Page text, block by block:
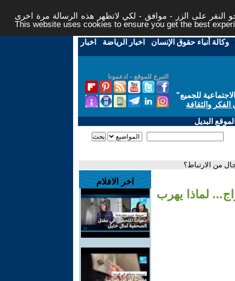
النقر على الزر - موافق - لكي لاتظهر هذه الرسالة مرة اخرى -
This website uses cookies to ensure you get the best
-وكالة أنباء حقوق الإنسان - اخبار الرياضة - اخبار
التبرع للموقع - ادعمونا
للجميع"
والثقافة
البديل
لماذا يهرب
اخر الافلام